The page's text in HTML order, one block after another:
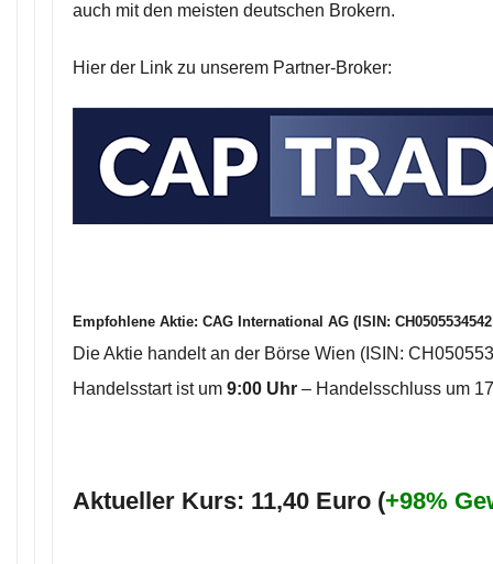
auch mit den meisten deutschen Brokern.
Hier der Link zu unserem Partner-Broker:
Empfohlene Aktie: CAG International AG (ISIN:
Die Aktie handelt an der Börse Wien (ISIN:
Handelsstart ist um 9:00 Uhr – Handelsschluss um
Aktueller Kurs: 11,40 Euro (+98%